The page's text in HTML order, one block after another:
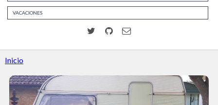
VACACIONES
Inicio